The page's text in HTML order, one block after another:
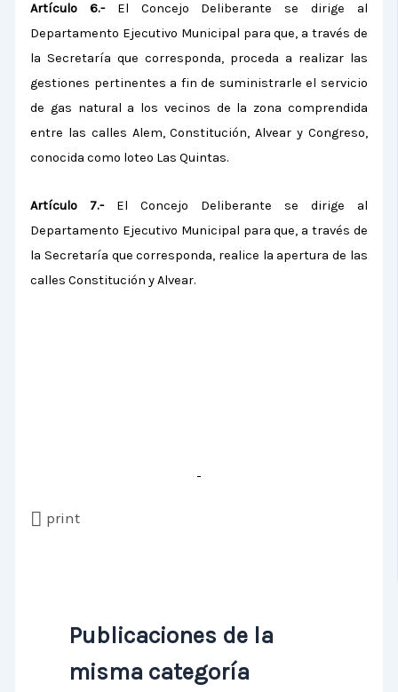
Artículo 6.- El Concejo Deliberante se dirige al
Departamento Ejecutivo Municipal para que, a través de
la Secretaría que corresponda, proceda a realizar las
gestiones pertinentes a fin de suministrarle el servicio
de gas natural a los vecinos de la zona comprendida
entre las calles Alem, Constitución, Alvear y Congreso,
conocida como loteo Las Quintas.
Artículo 7.- El Concejo Deliberante se dirige al
Departamento Ejecutivo Municipal para que, a través de
la Secretaría que corresponda, realice la apertura de las
calles Constitución y Alvear.
print
Publicaciones de la
misma categoría